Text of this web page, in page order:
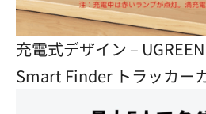
充電式デザイン –
Smart Finder トラッカー